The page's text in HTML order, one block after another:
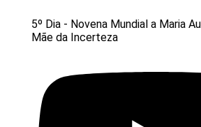
5º Dia - Novena Mundial a Maria
Mãe da Incerteza